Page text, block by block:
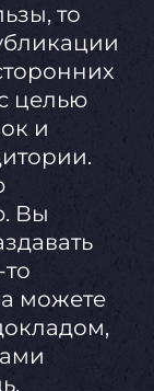
то
целью
и
Вы
можете